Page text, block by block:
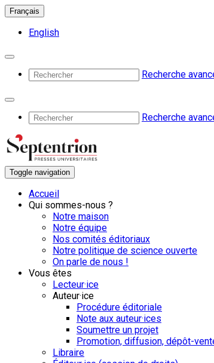
Français
English
Recherche
Recherche
Toggle navigation
Accueil
Qui sommes-nous ?
Notre maison
Notre équipe
Nos comités éditoriaux
Notre politique de science ouverte
On parle de nous !
Vous êtes
Lecteur·ice
Auteur·ice
Procédure éditoriale
Note aux auteur·ices
Soumettre un projet
Promotion, diffusion, dépôt-
Libraire